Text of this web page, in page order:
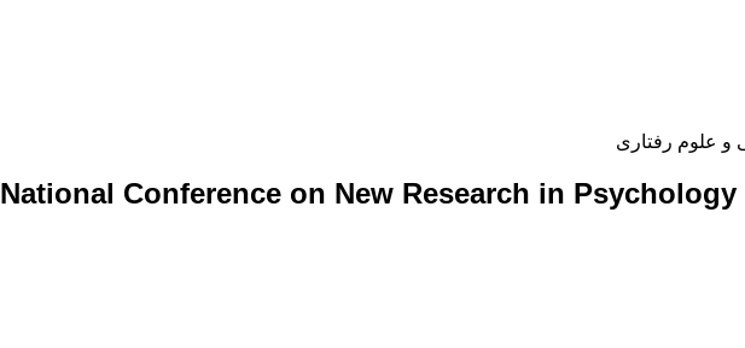
و علوم رفتاری
National Conference on New Research in